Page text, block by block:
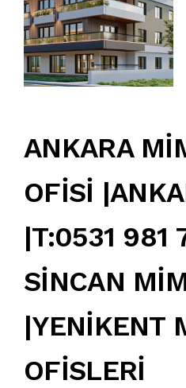
ANKARA
OFİSİ
|T:0531 981
SİNCAN
|YENİKENT
OFİSLERİ